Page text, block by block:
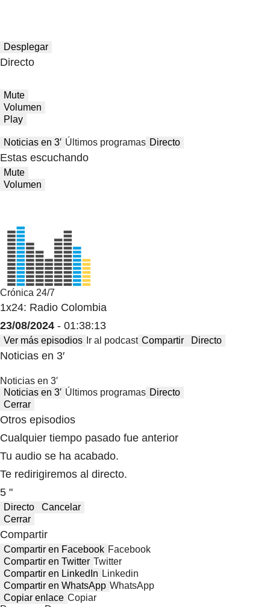
Desplegar
Directo
Mute
Volumen
Play
Noticias en 3′ Últimos programas Directo
Estas escuchando
Mute
Volumen
Crónica 24/7
1x24: Radio Colombia
23/08/2024 - 01:38:13
Ver más episodios Ir al podcast Compartir Directo
Noticias en 3′
Noticias en 3′
Noticias en 3′ Últimos programas Directo
Cerrar
Otros episodios
Cualquier tiempo pasado fue anterior
Tu audio se ha acabado.
Te redirigiremos al directo.
5 "
Directo
Cancelar
Cerrar
Compartir
Compartir en Facebook Facebook
Compartir en Twitter Twitter
Compartir en LinkedIn Linkedin
Compartir en WhatsApp WhatsApp
Copiar enlace Copiar